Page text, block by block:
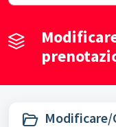
Modificare/